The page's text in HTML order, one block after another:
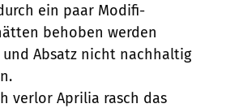
ein paar Modifi-
behoben werden
und Absatz nicht nachhaltig
verlor Aprilia rasch das